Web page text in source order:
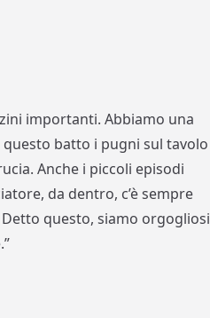
importanti. Abbiamo una
batto i pugni sul tavolo
Anche i piccoli episodi
da dentro, c’è sempre
questo, siamo orgogliosi